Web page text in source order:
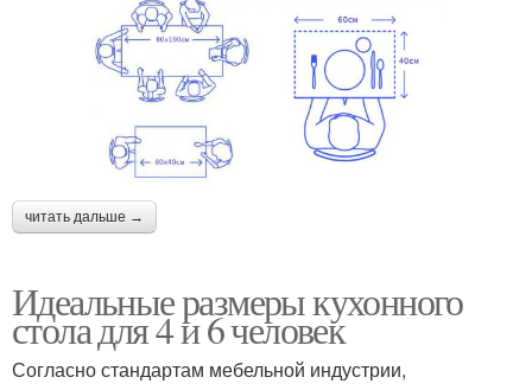
читать дальше →
Идеальные размеры кухонного
стола для 4 и 6 человек
Согласно стандартам мебельной индустрии,